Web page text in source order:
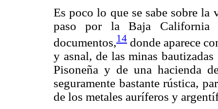
Es poco lo que se sabe sobre la
paso por la Baja California
documentos,14 donde aparece
y asnal, de las minas
Pisoneña y de una hacienda
seguramente bastante rústica,
de los metales auríferos y